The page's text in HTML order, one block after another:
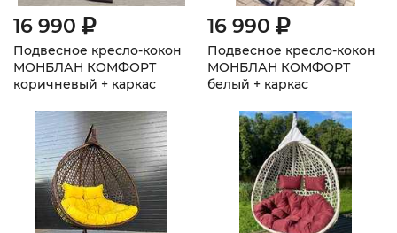
16 990
Подвесное кресло-кокон
МОНБЛАН КОМФОРТ
коричневый + каркас
16 990
Подвесное кресло-кокон
МОНБЛАН КОМФОРТ
белый + каркас